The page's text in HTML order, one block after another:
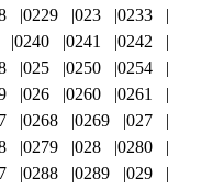
0229 023
0233
0240 0241
0242
025 0250
0254
026 0260
0261
0268 0269
027
0279 028
0280
0288 0289
029